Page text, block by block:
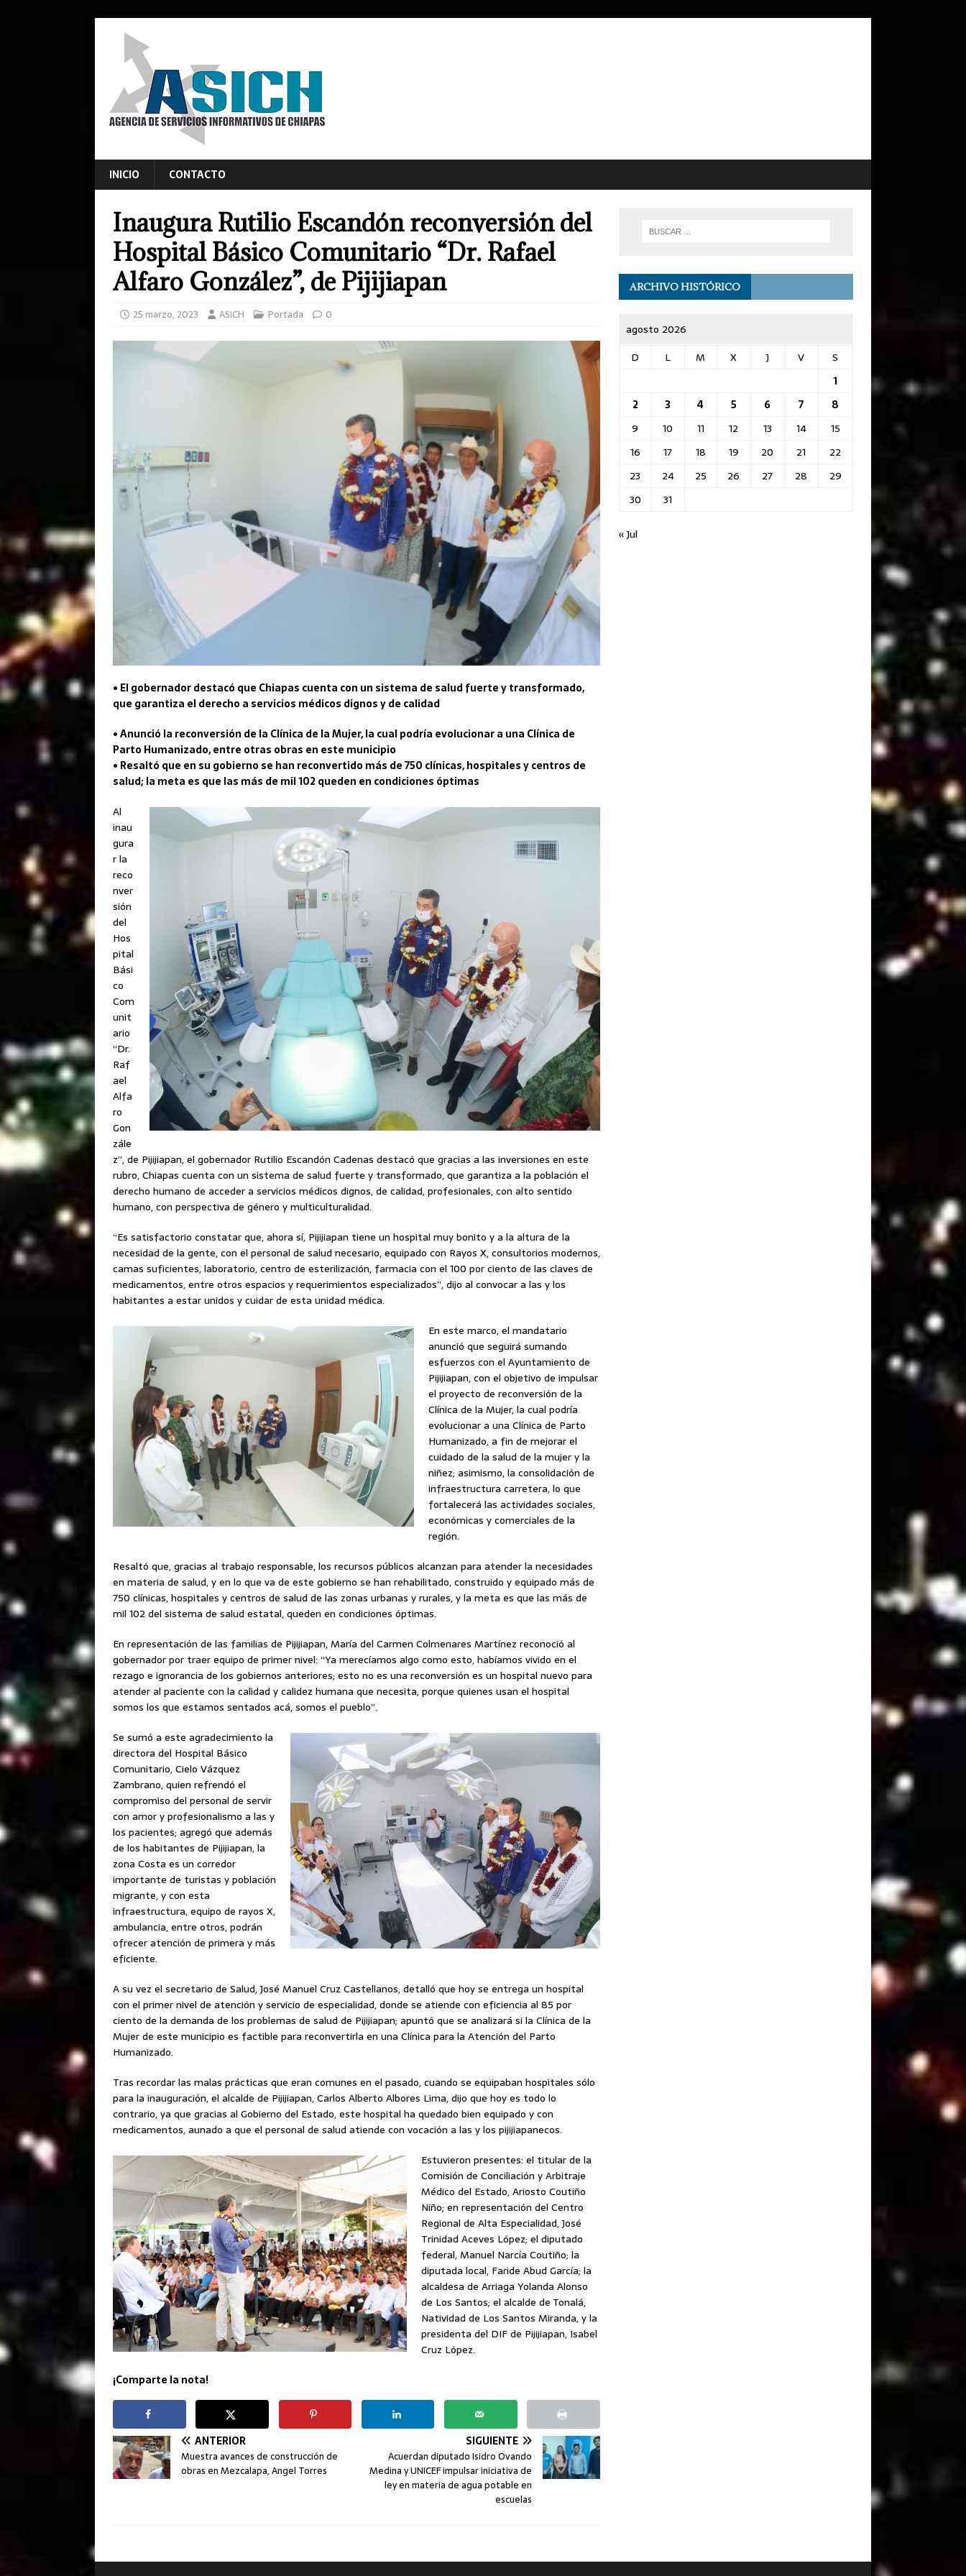
INICIO CONTACTO
Inaugura Rutilio Escandón reconversión del
Hospital Básico Comunitario “Dr. Rafael
Alfaro González”, de Pijijiapan
25 marzo, 2023 ASICH Portada 0
• El gobernador destacó que Chiapas cuenta con un sistema de salud fuerte y transformado,
que garantiza el derecho a servicios médicos dignos y de calidad
• Anunció la reconversión de la Clínica de la Mujer, la cual podría evolucionar a una Clínica de
Parto Humanizado, entre otras obras en este municipio
• Resaltó que en su gobierno se han reconvertido más de 750 clínicas, hospitales y centros de
salud; la meta es que las más de mil 102 queden en condiciones óptimas
Al
inau
gura
r la
reco
nver
sión
del
Hos
pital
Bási
co
Com
unit
ario
“Dr.
Raf
ael
Alfa
ro
Gon
zále
z”, de Pijijiapan, el gobernador Rutilio Escandón Cadenas destacó que gracias a las inversiones en este
rubro, Chiapas cuenta con un sistema de salud fuerte y transformado, que garantiza a la población el
derecho humano de acceder a servicios médicos dignos, de calidad, profesionales, con alto sentido
humano, con perspectiva de género y multiculturalidad.
“Es satisfactorio constatar que, ahora sí, Pijijiapan tiene un hospital muy bonito y a la altura de la
necesidad de la gente, con el personal de salud necesario, equipado con Rayos X, consultorios modernos,
camas suficientes, laboratorio, centro de esterilización, farmacia con el 100 por ciento de las claves de
medicamentos, entre otros espacios y requerimientos especializados”, dijo al convocar a las y los
habitantes a estar unidos y cuidar de esta unidad médica.
En este marco, el mandatario
anunció que seguirá sumando
esfuerzos con el Ayuntamiento de
Pijijiapan, con el objetivo de impulsar
el proyecto de reconversión de la
Clínica de la Mujer, la cual podría
evolucionar a una Clínica de Parto
Humanizado, a fin de mejorar el
cuidado de la salud de la mujer y la
niñez; asimismo, la consolidación de
infraestructura carretera, lo que
fortalecerá las actividades sociales,
económicas y comerciales de la
región.
Resaltó que, gracias al trabajo responsable, los recursos públicos alcanzan para atender la necesidades
en materia de salud, y en lo que va de este gobierno se han rehabilitado, construido y equipado más de
750 clínicas, hospitales y centros de salud de las zonas urbanas y rurales, y la meta es que las más de
mil 102 del sistema de salud estatal, queden en condiciones óptimas.
En representación de las familias de Pijijiapan, María del Carmen Colmenares Martínez reconoció al
gobernador por traer equipo de primer nivel: “Ya merecíamos algo como esto, habíamos vivido en el
rezago e ignorancia de los gobiernos anteriores; esto no es una reconversión es un hospital nuevo para
atender al paciente con la calidad y calidez humana que necesita, porque quienes usan el hospital
somos los que estamos sentados acá, somos el pueblo”.
Se sumó a este agradecimiento la
directora del Hospital Básico
Comunitario, Cielo Vázquez
Zambrano, quien refrendó el
compromiso del personal de servir
con amor y profesionalismo a las y
los pacientes; agregó que además
de los habitantes de Pijijiapan, la
zona Costa es un corredor
importante de turistas y población
migrante, y con esta
infraestructura, equipo de rayos X,
ambulancia, entre otros, podrán
ofrecer atención de primera y más
eficiente.
A su vez el secretario de Salud, José Manuel Cruz Castellanos, detalló que hoy se entrega un hospital
con el primer nivel de atención y servicio de especialidad, donde se atiende con eficiencia al 85 por
ciento de la demanda de los problemas de salud de Pijijiapan; apuntó que se analizará si la Clínica de la
Mujer de este municipio es factible para reconvertirla en una Clínica para la Atención del Parto
Humanizado.
Tras recordar las malas prácticas que eran comunes en el pasado, cuando se equipaban hospitales sólo
para la inauguración, el alcalde de Pijijiapan, Carlos Alberto Albores Lima, dijo que hoy es todo lo
contrario, ya que gracias al Gobierno del Estado, este hospital ha quedado bien equipado y con
medicamentos, aunado a que el personal de salud atiende con vocación a las y los pijijiapanecos.
Estuvieron presentes: el titular de la
Comisión de Conciliación y Arbitraje
Médico del Estado, Ariosto Coutiño
Niño; en representación del Centro
Regional de Alta Especialidad, José
Trinidad Aceves López; el diputado
federal, Manuel Narcía Coutiño; la
diputada local, Faride Abud García; la
alcaldesa de Arriaga Yolanda Alonso
de Los Santos; el alcalde de Tonalá,
Natividad de Los Santos Miranda, y la
presidenta del DIF de Pijijiapan, Isabel
Cruz López.
¡Comparte la nota!
ANTERIOR
Muestra avances de construcción de
obras en Mezcalapa, Angel Torres
SIGUIENTE
Acuerdan diputado Isidro Ovando
Medina y UNICEF impulsar iniciativa de
ley en materia de agua potable en
escuelas
ARCHIVO HISTÓRICO
agosto 2026
D
L M X J V
S
1
2
3 4 5 6 7
8
9
10 11 12 13 14
15
16
17 18 19 20 21
22
23
24 25 26 27 28
29
30
31
« Jul